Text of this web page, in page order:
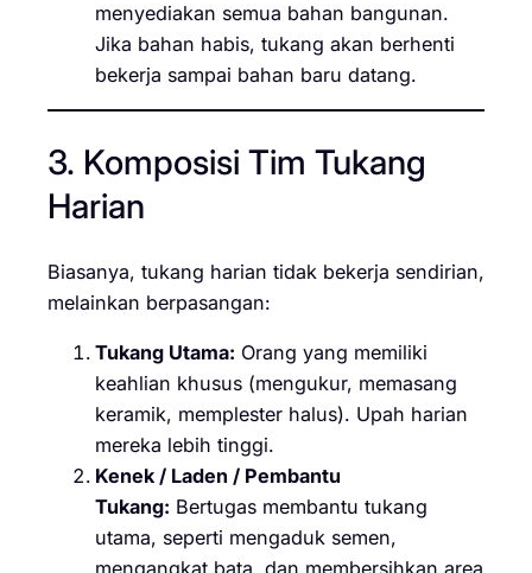
menyediakan semua bahan bangunan.
Jika bahan habis, tukang akan berhenti
bekerja sampai bahan baru datang.
3. Komposisi Tim Tukang
Harian
Biasanya, tukang harian tidak bekerja sendirian,
melainkan berpasangan:
Tukang Utama: Orang yang memiliki
keahlian khusus (mengukur, memasang
keramik, memplester halus). Upah harian
mereka lebih tinggi.
Kenek / Laden / Pembantu
Tukang: Bertugas membantu tukang
utama, seperti mengaduk semen,
mengangkat bata, dan membersihkan area